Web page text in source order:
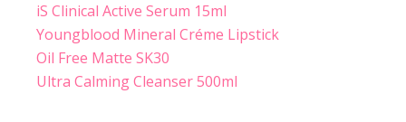
iS Clinical Active Serum 15ml
Youngblood Mineral Créme Lipstick
Oil Free Matte SK30
Ultra Calming Cleanser 500ml